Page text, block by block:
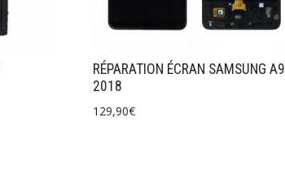
RÉPARATION ÉCRAN SAMSUNG A9
2018
129,90€